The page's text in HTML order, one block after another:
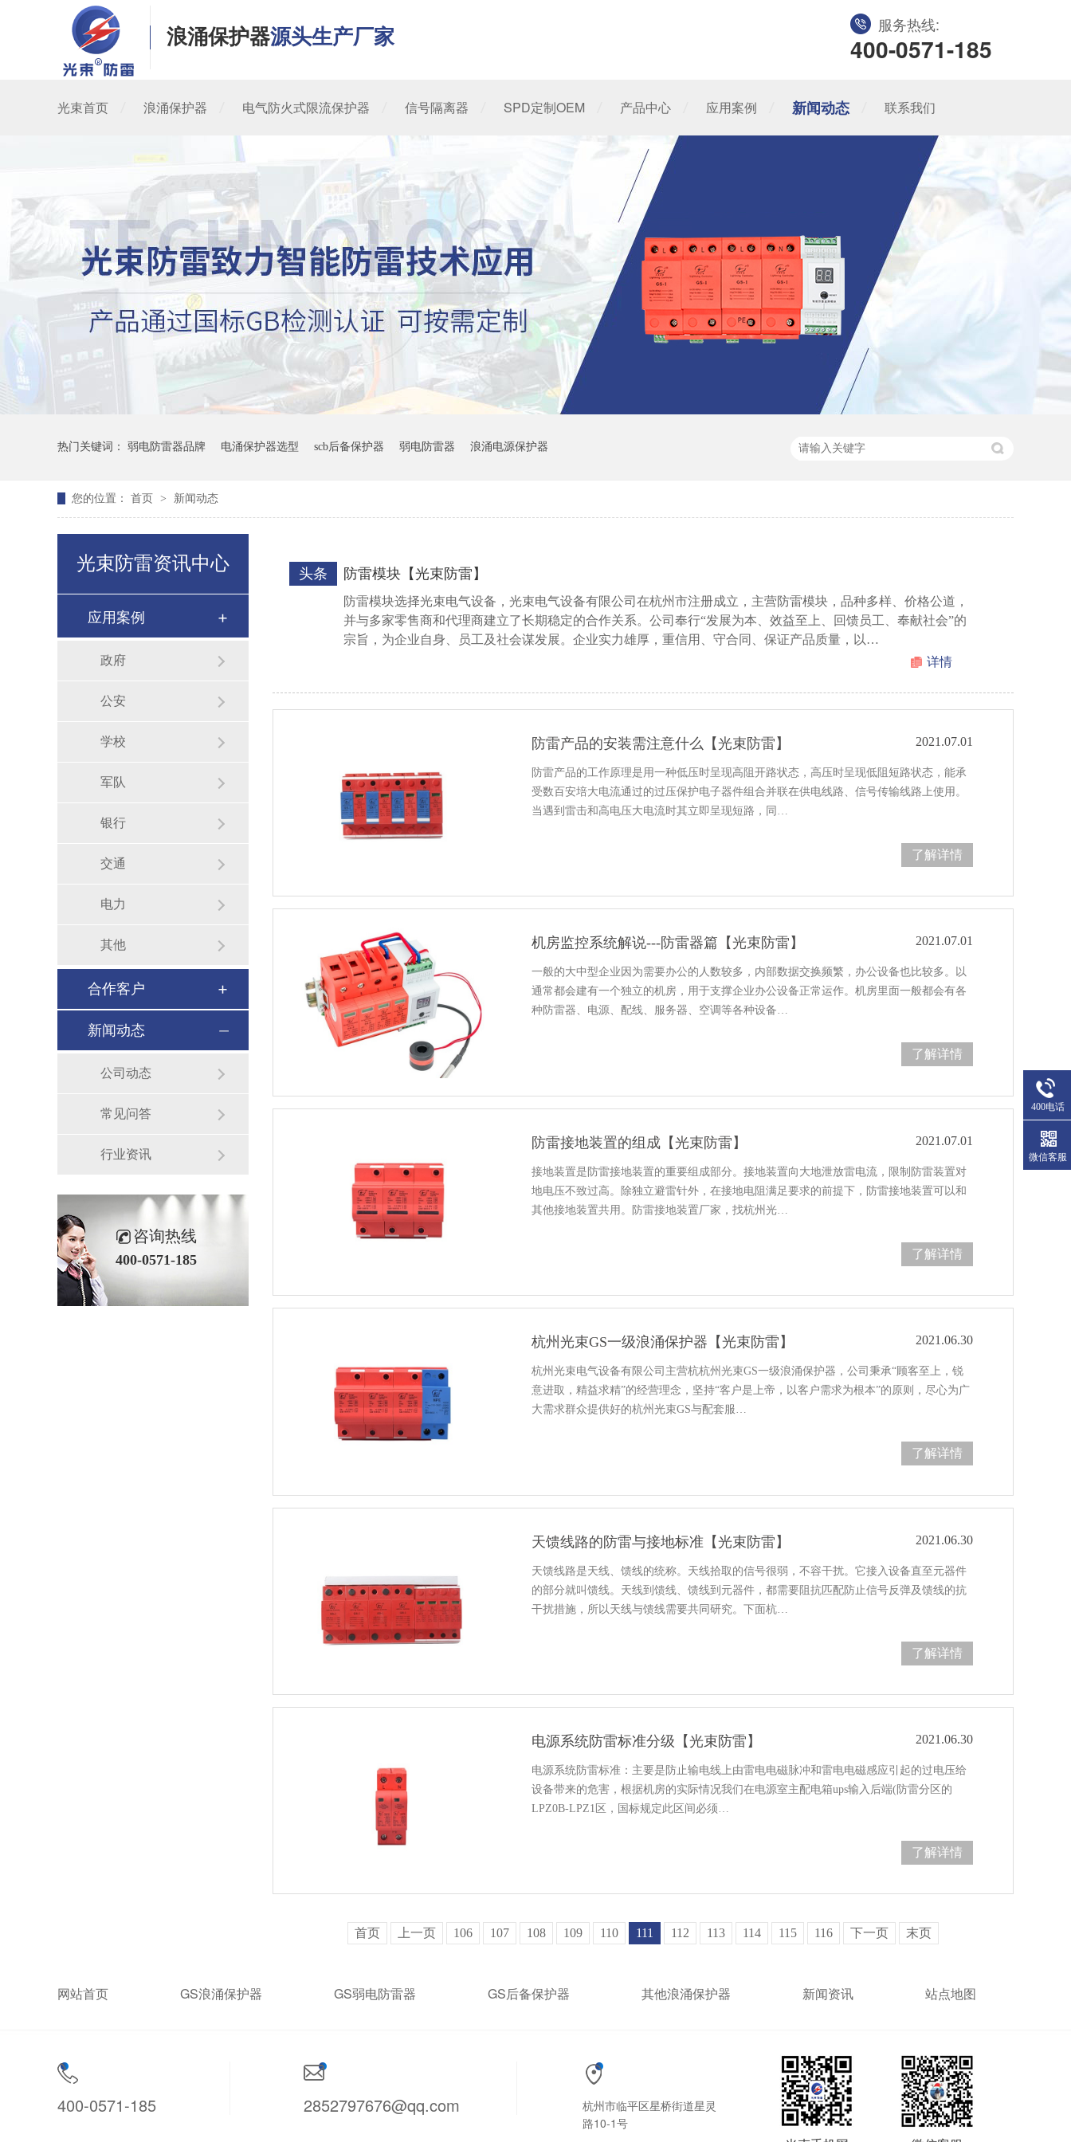
浪涌保护器源头生产厂家
服务热线:
400-0571-185
光束首页 浪涌保护器 电气防火式限流保护器 信号隔离器 SPD定制OEM 产品中心 应用案例 新闻动态 联系我们
热门关键词： 弱电防雷器品牌 电涌保护器选型 scb后备保护器 弱电防雷器 浪涌电源保护器
您的位置： 首页 > 新闻动态
防雷模块【光束防雷】
头条
防雷模块选择光束电气设备，光束电气设备有限公司在杭州市注册成立，主营防雷模块，品种多样、价格公道，
并与多家零售商和代理商建立了长期稳定的合作关系。公司奉行“发展为本、效益至上、回馈员工、奉献社会”的
宗旨，为企业自身、员工及社会谋发展。企业实力雄厚，重信用、守合同、保证产品质量，以…
详情
防雷产品的安装需注意什么【光束防雷】 2021.07.01
防雷产品的工作原理是用一种低压时呈现高阻开路状态，高压时呈现低阻短路状态，能承
受数百安培大电流通过的过压保护电子器件组合并联在供电线路、信号传输线路上使用。
当遇到雷击和高电压大电流时其立即呈现短路，同…
了解详情
机房监控系统解说---防雷器篇【光束防雷】 2021.07.01
一般的大中型企业因为需要办公的人数较多，内部数据交换频繁，办公设备也比较多。以
通常都会建有一个独立的机房，用于支撑企业办公设备正常运作。机房里面一般都会有各
种防雷器、电源、配线、服务器、空调等各种设备…
了解详情
防雷接地装置的组成【光束防雷】 2021.07.01
接地装置是防雷接地装置的重要组成部分。接地装置向大地泄放雷电流，限制防雷装置对
地电压不致过高。除独立避雷针外，在接地电阻满足要求的前提下，防雷接地装置可以和
其他接地装置共用。防雷接地装置厂家，找杭州光…
了解详情
杭州光束GS一级浪涌保护器【光束防雷】 2021.06.30
杭州光束电气设备有限公司主营杭杭州光束GS一级浪涌保护器，公司秉承“顾客至上，锐
意进取，精益求精”的经营理念，坚持“客户是上帝，以客户需求为根本”的原则，尽心为广
大需求群众提供好的杭州光束GS与配套服…
了解详情
天馈线路的防雷与接地标准【光束防雷】 2021.06.30
天馈线路是天线、馈线的统称。天线拾取的信号很弱，不容干扰。它接入设备直至元器件
的部分就叫馈线。天线到馈线、馈线到元器件，都需要阻抗匹配防止信号反弹及馈线的抗
干扰措施，所以天线与馈线需要共同研究。下面杭…
了解详情
电源系统防雷标准分级【光束防雷】 2021.06.30
电源系统防雷标准：主要是防止输电线上由雷电电磁脉冲和雷电电磁感应引起的过电压给
设备带来的危害，根据机房的实际情况我们在电源室主配电箱ups输入后端(防雷分区的
LPZ0B-LPZ1区，国标规定此区间必须…
了解详情
首页 上一页 106 107 108 109 110 111 112 113 114 115 116 下一页 末页
光束防雷资讯中心
应用案例
政府
公安
学校
军队
银行
交通
电力
其他
合作客户
新闻动态
公司动态
常见问答
行业资讯
咨询热线
400-0571-185
网站首页 GS浪涌保护器 GS弱电防雷器 GS后备保护器 其他浪涌保护器 新闻资讯 站点地图
400-0571-185 2852797676@qq.com
杭州市临平区星桥街道星灵
路10-1号
400电话
微信客服